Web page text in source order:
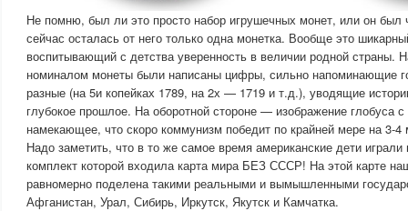
Не помню, был ли это просто набор игрушечных монет, или он был
сейчас осталась от него только одна монетка. Вообще это
воспитывающий с детства уверенность в величии родной страны.
номиналом монеты были написаны цифры, сильно напоминающие
разные (на 5и копейках 1789, на 2х — 1719 и т.д.), уводящие
глубокое прошлое. На оборотной стороне — изображение глобуса
намекающее, что скоро коммунизм победит по крайней мере на 3-4
Надо заметить, что в то же самое время американские дети
комплект которой входила карта мира БЕЗ СССР! На этой карте
равномерно поделена такими реальными и вымышленными
Афганистан, Урал, Сибирь, Иркутск, Якутск и Камчатка.